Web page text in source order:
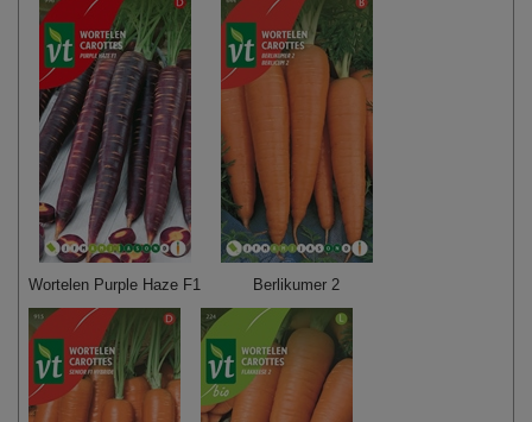
Wortelen Purple Haze F1 Berlikumer 2